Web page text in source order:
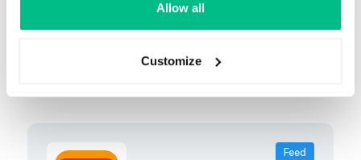
Allow all
Customize
elektronicznym i zwiększając wydajność sklepu
internetowego.
Stworzony przezPatchworks
Feed